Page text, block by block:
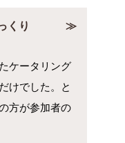
くり
ケータリング
けでした。と
方が参加者の